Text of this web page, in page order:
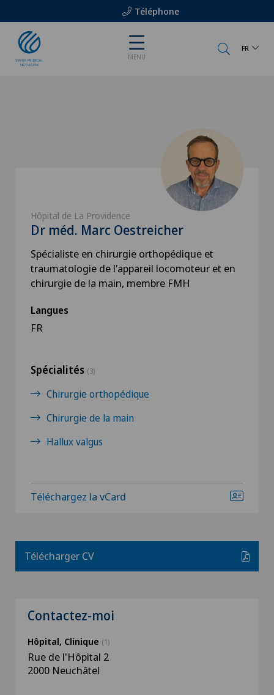
Téléphone
MENU
FR
Hôpital de La Providence
Dr méd. Marc Oestreicher
Spécialiste en chirurgie orthopédique et
traumatologie de l'appareil locomoteur et en
chirurgie de la main, membre FMH
Langues
FR
Spécialités (3)
Chirurgie orthopédique
Chirurgie de la main
Hallux valgus
Téléchargez la vCard
Télécharger CV
Contactez-moi
Hôpital, Clinique (1)
Rue de l'Hôpital 2
2000 Neuchâtel